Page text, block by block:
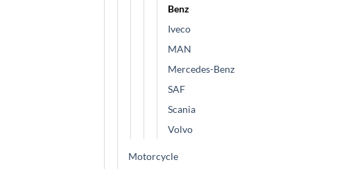
Benz
Iveco
MAN
Mercedes-Benz
SAF
Scania
Volvo
Motorcycle